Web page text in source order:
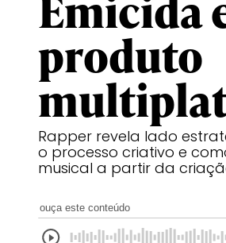
produto
Rapper revela lado
o processo criativo e
musical a partir da
ouça este conteúdo